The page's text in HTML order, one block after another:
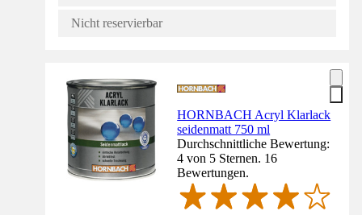
Nicht reservierbar
HORNBACH Acryl Klarlack
seidenmatt 750 ml
Durchschnittliche Bewertung:
4 von 5 Sternen. 16
Bewertungen.